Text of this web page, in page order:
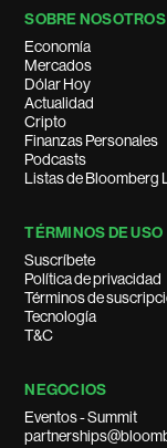
SOBRE NOSOTROS
Economía
Mercados
Dólar Hoy
Actualidad
Cripto
Finanzas Personales
Podcasts
Listas de Bloomberg
TÉRMINOS DE USO
Suscríbete
Política de privacidad
Términos de
Tecnología
T&C
NEGOCIOS
Eventos - Summit